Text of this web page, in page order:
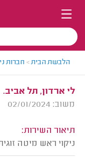
הלבשת הבית> חברות
לי ארדון, תל אביב.
משוב: 02/01/2024
תיאור השירות:
ניקוי ראש מיטה